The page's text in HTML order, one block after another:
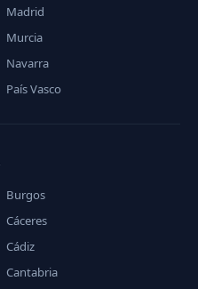
Madrid
Murcia
Navarra
País Vasco
Burgos
Cáceres
Cádiz
Cantabria